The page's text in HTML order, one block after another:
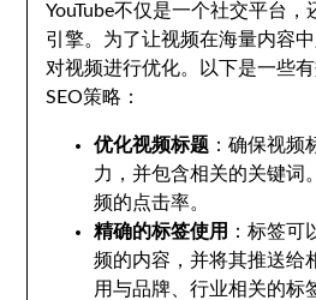
YouTube不仅是一个社交平台
引擎。为了让视频在海量内容
对视频进行优化。以下是一些有
SEO策略：
优化视频标题 ：确保视频
力，并包含相关的关键词
频的点击率。
精确的标签使用
：标签可
频的内容，并将其推送给
用与品牌、行业相关的标